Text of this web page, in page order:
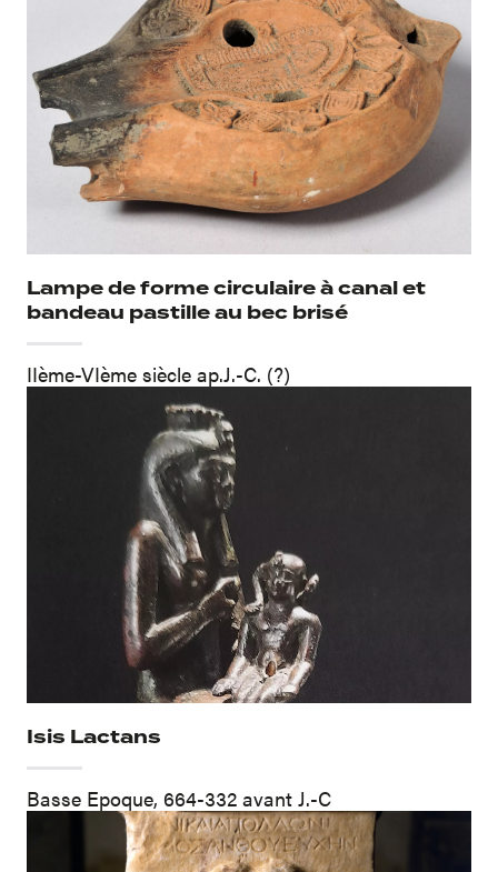
Lampe de forme circulaire à canal et
bandeau pastille au bec brisé
IIème-VIème siècle ap.J.-C. (?)
Isis Lactans
Basse Epoque, 664-332 avant J.-C